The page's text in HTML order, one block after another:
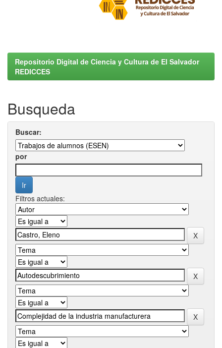
Repositorio Digital de Ciencia y Cultura de El Salvador
REDICCES
Busqueda
Buscar:
por
Filtros actuales: